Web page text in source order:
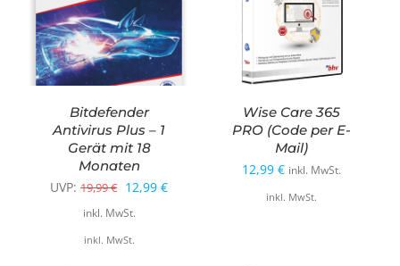
Bitdefender
Antivirus Plus – 1
Gerät mit 18
Monaten
UVP: 19,99€ Ursprünglicher
Preis
war:
12,99 €Aktueller
inkl. MwSt.
inkl. MwSt.
Wise Care 365
PRO (Code per E-
Mail)
12,99 € inkl. MwSt.
inkl. MwSt.